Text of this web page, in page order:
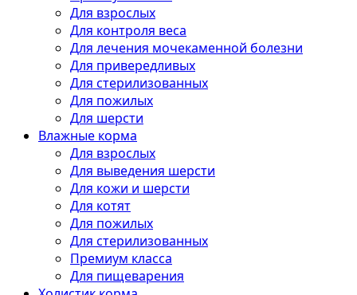
Для взрослых
Для контроля веса
Для лечения мочекаменной болезни
Для привередливых
Для стерилизованных
Для пожилых
Для шерсти
Влажные корма
Для взрослых
Для выведения шерсти
Для кожи и шерсти
Для котят
Для пожилых
Для стерилизованных
Премиум класса
Для пищеварения